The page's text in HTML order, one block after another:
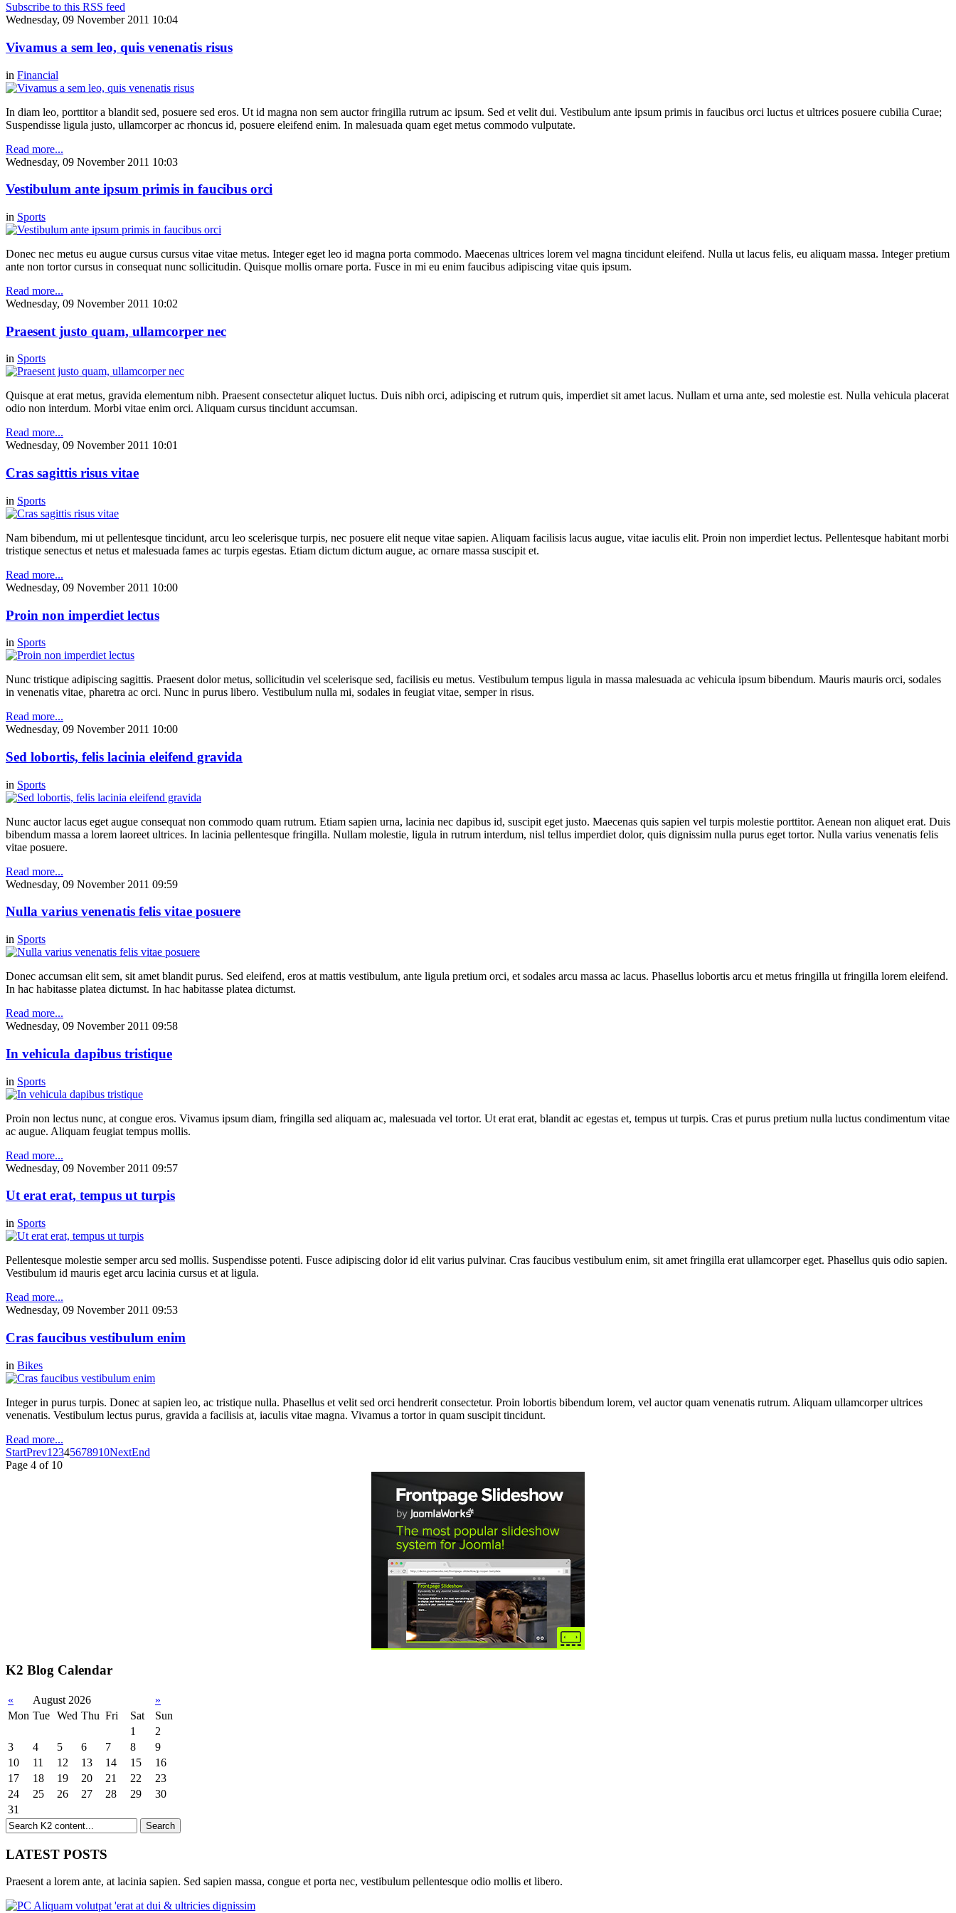
Subscribe to this RSS feed
Wednesday, 09 November 2011 10:04
Vivamus a sem leo, quis venenatis risus
in Financial
In diam leo, porttitor a blandit sed, posuere sed eros. Ut id magna non sem auctor fringilla rutrum ac ipsum. Sed et velit dui. Vestibulum ante ipsum primis in faucibus orci luctus et ultrices posuere cubilia Curae;
Suspendisse ligula justo, ullamcorper ac rhoncus id, posuere eleifend enim. In malesuada quam eget metus commodo vulputate.
Read more...
Wednesday, 09 November 2011 10:03
Vestibulum ante ipsum primis in faucibus orci
in Sports
Donec nec metus eu augue cursus cursus vitae vitae metus. Integer eget leo id magna porta commodo. Maecenas ultrices lorem vel magna tincidunt eleifend. Nulla ut lacus felis, eu aliquam massa. Integer pretium
ante non tortor cursus in consequat nunc sollicitudin. Quisque mollis ornare porta. Fusce in mi eu enim faucibus adipiscing vitae quis ipsum.
Read more...
Wednesday, 09 November 2011 10:02
Praesent justo quam, ullamcorper nec
in Sports
Quisque at erat metus, gravida elementum nibh. Praesent consectetur aliquet luctus. Duis nibh orci, adipiscing et rutrum quis, imperdiet sit amet lacus. Nullam et urna ante, sed molestie est. Nulla vehicula placerat
odio non interdum. Morbi vitae enim orci. Aliquam cursus tincidunt accumsan.
Read more...
Wednesday, 09 November 2011 10:01
Cras sagittis risus vitae
in Sports
Nam bibendum, mi ut pellentesque tincidunt, arcu leo scelerisque turpis, nec posuere elit neque vitae sapien. Aliquam facilisis lacus augue, vitae iaculis elit. Proin non imperdiet lectus. Pellentesque habitant morbi
tristique senectus et netus et malesuada fames ac turpis egestas. Etiam dictum dictum augue, ac ornare massa suscipit et.
Read more...
Wednesday, 09 November 2011 10:00
Proin non imperdiet lectus
in Sports
Nunc tristique adipiscing sagittis. Praesent dolor metus, sollicitudin vel scelerisque sed, facilisis eu metus. Vestibulum tempus ligula in massa malesuada ac vehicula ipsum bibendum. Mauris mauris orci, sodales
in venenatis vitae, pharetra ac orci. Nunc in purus libero. Vestibulum nulla mi, sodales in feugiat vitae, semper in risus.
Read more...
Wednesday, 09 November 2011 10:00
Sed lobortis, felis lacinia eleifend gravida
in Sports
Nunc auctor lacus eget augue consequat non commodo quam rutrum. Etiam sapien urna, lacinia nec dapibus id, suscipit eget justo. Maecenas quis sapien vel turpis molestie porttitor. Aenean non aliquet erat. Duis
bibendum massa a lorem laoreet ultrices. In lacinia pellentesque fringilla. Nullam molestie, ligula in rutrum interdum, nisl tellus imperdiet dolor, quis dignissim nulla purus eget tortor. Nulla varius venenatis felis
vitae posuere.
Read more...
Wednesday, 09 November 2011 09:59
Nulla varius venenatis felis vitae posuere
in Sports
Donec accumsan elit sem, sit amet blandit purus. Sed eleifend, eros at mattis vestibulum, ante ligula pretium orci, et sodales arcu massa ac lacus. Phasellus lobortis arcu et metus fringilla ut fringilla lorem eleifend.
In hac habitasse platea dictumst. In hac habitasse platea dictumst.
Read more...
Wednesday, 09 November 2011 09:58
In vehicula dapibus tristique
in Sports
Proin non lectus nunc, at congue eros. Vivamus ipsum diam, fringilla sed aliquam ac, malesuada vel tortor. Ut erat erat, blandit ac egestas et, tempus ut turpis. Cras et purus pretium nulla luctus condimentum vitae
ac augue. Aliquam feugiat tempus mollis.
Read more...
Wednesday, 09 November 2011 09:57
Ut erat erat, tempus ut turpis
in Sports
Pellentesque molestie semper arcu sed mollis. Suspendisse potenti. Fusce adipiscing dolor id elit varius pulvinar. Cras faucibus vestibulum enim, sit amet fringilla erat ullamcorper eget. Phasellus quis odio sapien.
Vestibulum id mauris eget arcu lacinia cursus et at ligula.
Read more...
Wednesday, 09 November 2011 09:53
Cras faucibus vestibulum enim
in Bikes
Integer in purus turpis. Donec at sapien leo, ac tristique nulla. Phasellus et velit sed orci hendrerit consectetur. Proin lobortis bibendum lorem, vel auctor quam venenatis rutrum. Aliquam ullamcorper ultrices
venenatis. Vestibulum lectus purus, gravida a facilisis at, iaculis vitae magna. Vivamus a tortor in quam suscipit tincidunt.
Read more...
StartPrev1 2345678910NextEnd
Page 4 of 10
K2 Blog Calendar
« August 2026
»
Mon Tue Wed Thu Fri Sat
Sun
1
2
3
4 5 6 7 8
9
10
11 12 13 14 15
16
17
18 19 20 21 22
23
24
25 26 27 28 29
30
31
LATEST POSTS
Praesent a lorem ante, at lacinia sapien. Sed sapien massa, congue et porta nec, vestibulum pellentesque odio mollis et libero.